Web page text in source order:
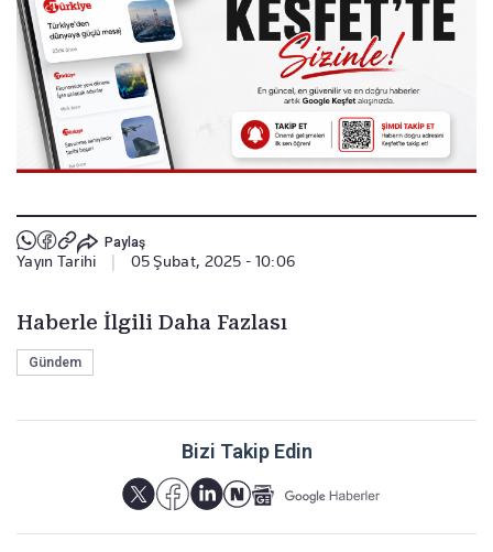
Paylaş
Yayın Tarihi 05 Şubat, 2025 - 10:06
Haberle İlgili Daha Fazlası
Gündem
Bizi Takip Edin